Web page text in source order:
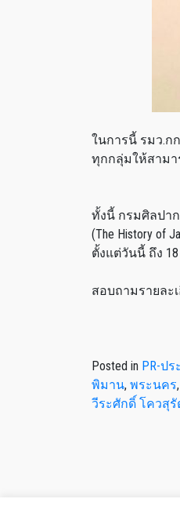
ในการนี้ รมว.ก
ทุกกลุ่มให้สามา
ทั้งนี้ กรมศิลปา
(The History of
ตั้งแต่วันนี้ ถึง
สอบถามรายละเ
Posted in PR-ป
พิมาน, พระนคร,
วีระศักดิ์ โควสุ